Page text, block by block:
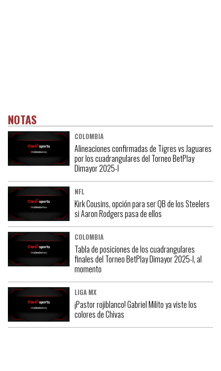
NOTAS
COLOMBIA
Alineaciones confirmadas de Tigres vs Jaguares
por los cuadrangulares del Torneo BetPlay
Dimayor 2025-I
NFL
Kirk Cousins, opción para ser QB de los Steelers
si Aaron Rodgers pasa de ellos
COLOMBIA
Tabla de posiciones de los cuadrangulares
finales del Torneo BetPlay Dimayor 2025-I, al
momento
LIGA MX
¡Pastor rojiblanco! Gabriel Milito ya viste los
colores de Chivas